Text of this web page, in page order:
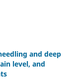
and deep
level, and